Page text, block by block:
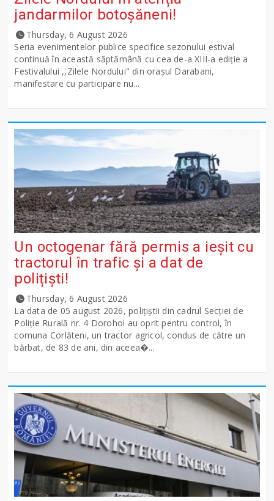
jandarmilor botoșăneni!
Thursday, 6 August 2026
Seria evenimentelor publice specifice sezonului estival
continuă în această săptămână cu cea de-a XIII-a ediție a
Festivalului ,,Zilele Nordului" din orașul Darabani,
manifestare cu participare nu...
Un octogenar fără permis a ieșit cu
tractorul în trafic și a dat de
polițiști!
Thursday, 6 August 2026
La data de 05 august 2026, polițiștii din cadrul Secției de
Poliție Rurală nr. 4 Dorohoi au oprit pentru control, în
comuna Corlăteni, un tractor agricol, condus de către un
bărbat, de 83 de ani, din aceea�...